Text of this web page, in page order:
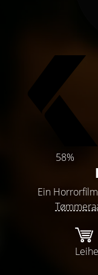
58%
Ein